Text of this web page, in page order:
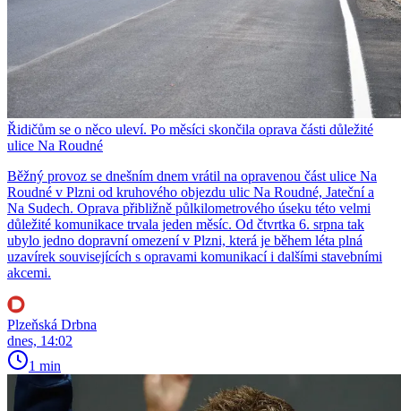
Řidičům se o něco uleví. Po měsíci skončila oprava části důležité
ulice Na Roudné
Běžný provoz se dnešním dnem vrátil na opravenou část ulice Na
Roudné v Plzni od kruhového objezdu ulic Na Roudné, Jateční a
Na Sudech. Oprava přibližně půlkilometrového úseku této velmi
důležité komunikace trvala jeden měsíc. Od čtvrtka 6. srpna tak
ubylo jedno dopravní omezení v Plzni, která je během léta plná
uzavírek souvisejících s opravami komunikací i dalšími stavebními
akcemi.
Plzeňská Drbna
dnes, 14:02
1 min